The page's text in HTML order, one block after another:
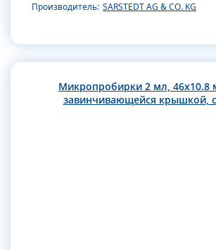
Производитель: SARSTEDT AG & CO. KG
Микропробирки 2 мл, 46х10.8
завинчивающейся крышкой,